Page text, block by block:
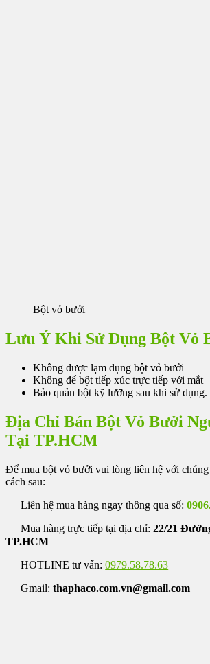
Bột vỏ bưởi
Lưu Ý Khi Sử Dụng Bột Vỏ
Không được lạm dụng bột vỏ bưởi
Không để bột tiếp xúc trực tiếp với mắt
Bảo quản bột kỹ lưỡng sau khi sử dụng.
Địa Chỉ Bán Bột Vỏ Bưởi
Tại TP.HCM
Để mua bột vỏ bưởi vui lòng liên hệ với chúng
cách sau:
Liên hệ mua hàng ngay thông qua số:
Mua hàng trực tiếp tại địa chỉ:22/21
TP.HCM
HOTLINE tư vấn:0979.58.78.63
Gmail:thaphaco.com.vn@gmail.com